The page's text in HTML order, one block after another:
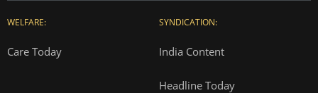
WELFARE:
Care Today
SYNDICATION:
India Content
Headline Today